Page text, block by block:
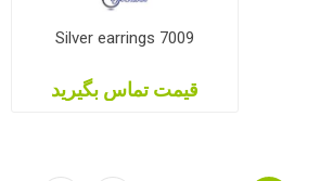
Silver earrings 7009
قیمت تماس بگیرید